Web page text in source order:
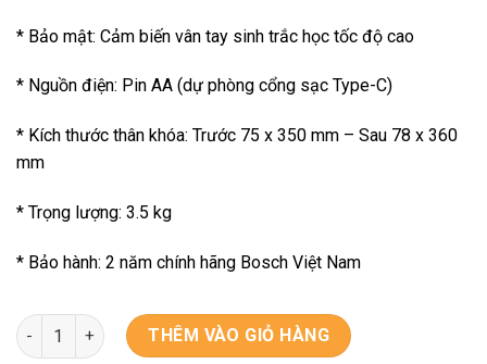
* Bảo mật: Cảm biến vân tay sinh trắc học tốc độ cao
* Nguồn điện: Pin AA (dự phòng cổng sạc Type-C)
* Kích thước thân khóa: Trước 75 x 350 mm – Sau 78 x 360
mm
* Trọng lượng: 3.5 kg
* Bảo hành: 2 năm chính hãng Bosch Việt Nam
Khóa vân tay Bosch EL 800VF - DE số lượng
THÊM VÀO GIỎ HÀNG